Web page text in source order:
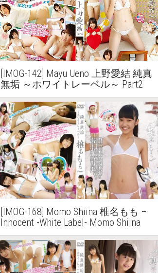
[IMOG-142] Mayu Ueno 上野愛結 純真
無垢 ～ホワイトレーベル～ Part2
[IMOG-168] Momo Shiina 椎名もも –
Innocent -White Label- Momo Shiina
Part4 純真無垢 -ホワイトレーベル-
椎名もも Part4